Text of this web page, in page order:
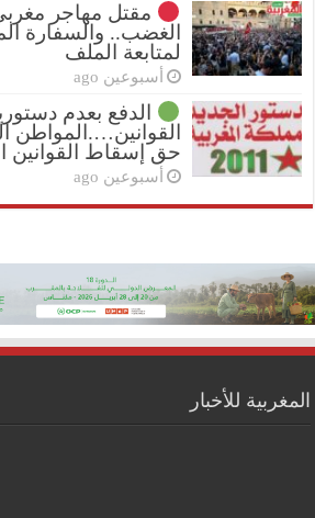
مقتل مهاجر
الغضب.. والسفارة
لمتابعة الملف
أسبوعين ago
الدفع بعدم
القوانين….المواطن
حق إسقاط القوانين
أسبوعين ago
المغربية للأخبار